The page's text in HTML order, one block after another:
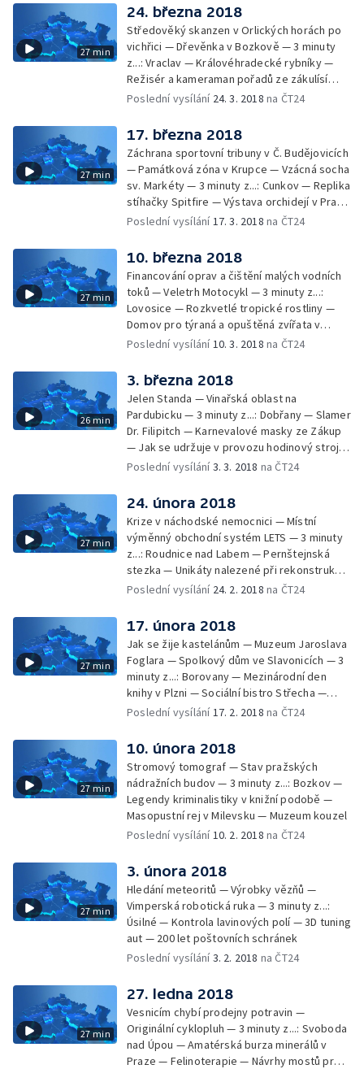
27 min
24. března 2018
Středověký skanzen v Orlických horách po
vichřici — Dřevěnka v Bozkově — 3 minuty
z...: Vraclav — Královéhradecké rybníky —
Režisér a kameraman pořadů ze zákulísí
Rallye Dakar — Výstava o historii
vodárenství
Poslední vysílání 24. 3. 2018 na ČT24
27 min
17. března 2018
Záchrana sportovní tribuny v Č. Budějovicích
— Památková zóna v Krupce — Vzácná socha
sv. Markéty — 3 minuty z...: Cunkov — Replika
stíhačky Spitfire — Výstava orchidejí v Praze
— Nová interaktivní výstava v Techmanii —
Poslední vysílání17. 3. 2018 na ČT24
27 min
10. března 2018
Financování oprav a čištění malých vodních
toků — Veletrh Motocykl — 3 minuty z...:
Lovosice — Rozkvetlé tropické rostliny —
Domov pro týraná a opuštěná zvířata v
Pardubicích — Dotovaná MHD v Třeboni —
Poslední vysílání10. 3. 2018 na ČT24
26 min
3. března 2018
Jelen Standa — Vinařská oblast na
Pardubicku — 3 minuty z...: Dobřany — Slamer
Dr. Filipitch — Karnevalové masky ze Zákup
— Jak se udržuje v provozu hodinový stroj
na kostelní věži — Rozloučení s Marií
Poslední vysílání3. 3. 2018 na ČT24
27 min
24. února 2018
Krize v náchodské nemocnici — Místní
výměnný obchodní systém LETS — 3 minuty
z...: Roudnice nad Labem — Pernštejnská
stezka — Unikáty nalezené při rekonstrukci
vimperského zámku — Kamil Brož, výpravčí
Poslední vysílání 24. 2. 2018 na ČT24
27 min
17. února 2018
Jak se žije kastelánům — Muzeum Jaroslava
Foglara — Spolkový dům ve Slavonicích — 3
minuty z...: Borovany — Mezinárodní den
knihy v Plzni — Sociální bistro Střecha —
Nejstarší fungující páternoster
Poslední vysílání17. 2. 2018 na ČT24
27 min
10. února 2018
Stromový tomograf — Stav pražských
nádražních budov — 3 minuty z...: Bozkov —
Legendy kriminalistiky v knižní podobě —
Masopustní rej v Milevsku — Muzeum kouzel
Poslední vysílání10. 2. 2018 na ČT24
27 min
3. února 2018
Hledání meteoritů — Výrobky vězňů —
Vimperská robotická ruka — 3 minuty z...:
Úsilné — Kontrola lavinových polí — 3D tuning
aut — 200 let poštovních schránek
Poslední vysílání3. 2. 2018 na ČT24
27 min
27. ledna 2018
Vesnicím chybí prodejny potravin —
Originální cyklopluh — 3 minuty z...: Svoboda
nad Úpou — Amatérská burza minerálů v
Praze — Felinoterapie — Návrhy mostů pro